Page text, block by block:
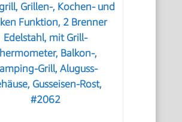
Grillen-, Kochen- und
Funktion, 2 Brenner
Edelstahl, mit Grill-
Balkon-,
Grill, Aluguss-
Gusseisen-Rost,
#2062